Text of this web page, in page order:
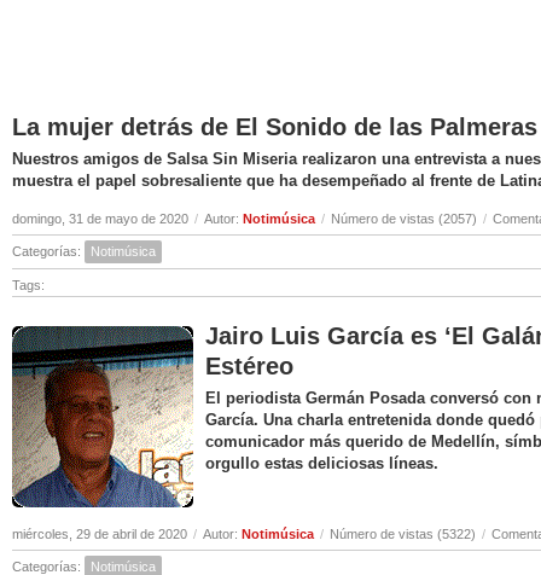
La mujer detrás de El Sonido de las Palmeras
Nuestros amigos de Salsa Sin Miseria realizaron una entrevista a
muestra el papel sobresaliente que ha desempeñado al frente de
domingo, 31 de mayo de 2020 / Autor: Notimúsica / Número de vistas (2057) /
Categorías: Notimúsica
Tags:
Jairo Luis García es ‘El
Estéreo
El periodista Germán Posada conversó
García. Una charla entretenida donde
comunicador más querido de Medellín,
orgullo estas deliciosas líneas.
miércoles, 29 de abril de 2020 / Autor: Notimúsica / Número de vistas (5322) /
Categorías: Notimúsica